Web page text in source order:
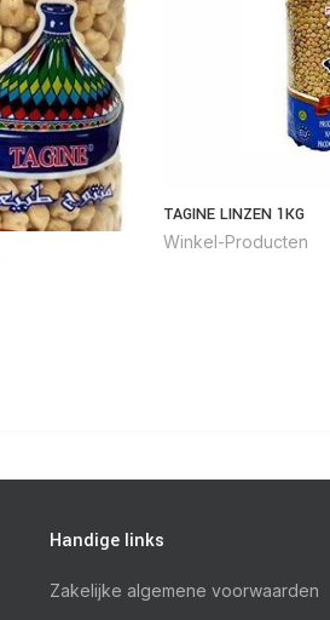
TAGINE LINZEN 1KG
Winkel-Producten
Handige links
Zakelijke algemene voorwaarden